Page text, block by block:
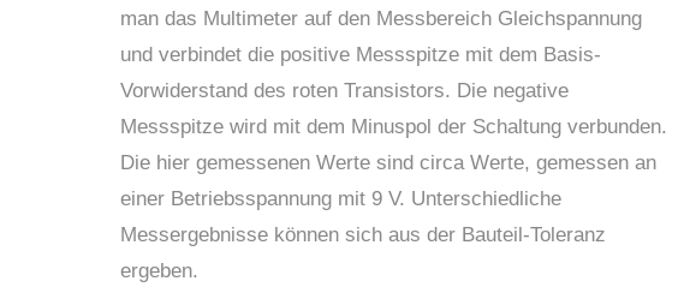
man das Multimeter auf den Messbereich Gleichspannung
und verbindet die positive Messspitze mit dem Basis-
Vorwiderstand des roten Transistors. Die negative
Messspitze wird mit dem Minuspol der Schaltung verbunden.
Die hier gemessenen Werte sind circa Werte, gemessen an
einer Betriebsspannung mit 9 V. Unterschiedliche
Messergebnisse können sich aus der Bauteil-Toleranz
ergeben.